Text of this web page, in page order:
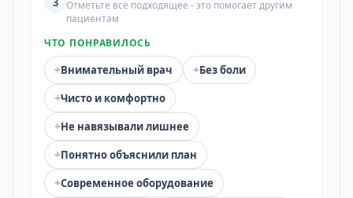
Отметьте всё подходящее - это помогает другим
пациентам
ЧТО ПОНРАВИЛОСЬ
+Внимательный врач +Без боли
+Чисто и комфортно
+Не навязывали лишнее
+Понятно объяснили план
+Современное оборудование